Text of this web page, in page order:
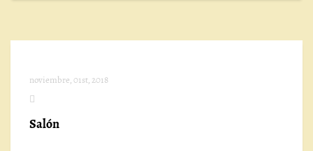
noviembre, 01st, 2018
Salón